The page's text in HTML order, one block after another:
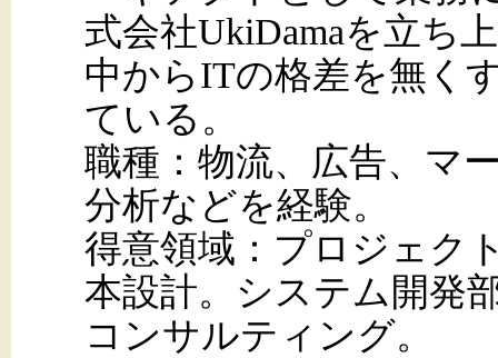
式会社UkiDamaを立ち
中からITの格差を無く
ている。
職種：物流、広告、マ
分析などを経験。
得意領域：プロジェク
本設計。システム開発
コンサルティング。